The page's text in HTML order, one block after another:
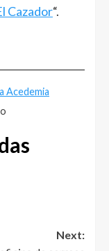
Cazador“.
Acedemia
Next: